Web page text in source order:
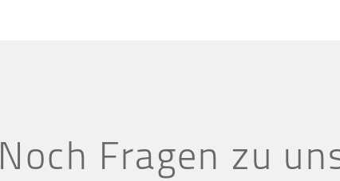
Noch Fragen zu